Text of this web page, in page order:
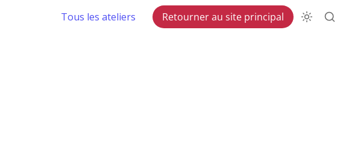
Tous les ateliers Retourner au site principal